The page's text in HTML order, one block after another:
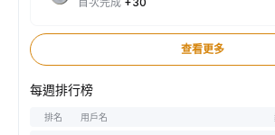
查看更多
每週排行榜
排名 用戶名